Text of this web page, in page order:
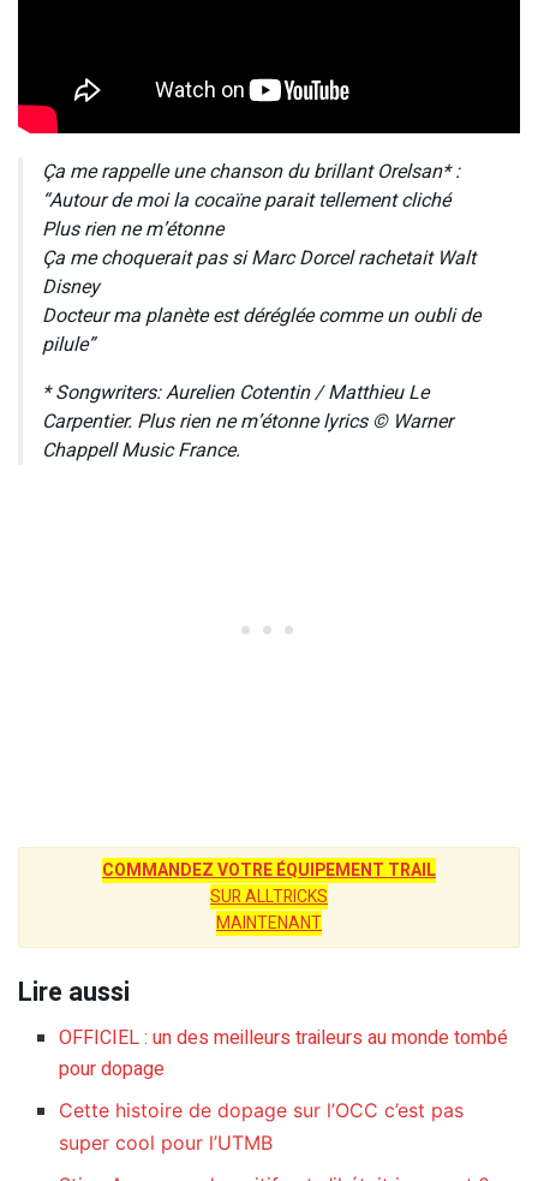
Ça me rappelle une chanson du brillant Orelsan* :
“Autour de moi la cocaïne parait tellement cliché
Plus rien ne m’étonne
Ça me choquerait pas si Marc Dorcel rachetait Walt
Disney
Docteur ma planète est déréglée comme un oubli de
pilule”
* Songwriters: Aurelien Cotentin / Matthieu Le
Carpentier. Plus rien ne m’étonne lyrics © Warner
Chappell Music France.
COMMANDEZ VOTRE ÉQUIPEMENT TRAIL
SUR ALLTRICKS
MAINTENANT
Lire aussi
OFFICIEL : un des meilleurs traileurs au monde tombé
pour dopage
Cette histoire de dopage sur l’OCC c’est pas
super cool pour l’UTMB